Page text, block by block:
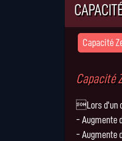
Capacité
Capacité
Lors d'un
- Augmente
- Augmente